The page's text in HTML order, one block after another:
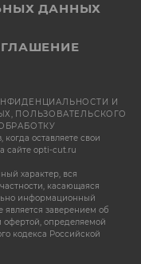
ДАННЫХ
И
, ПОЛЬЗОВАТЕЛЬСКОГО
когда оставляете свои
сайте opti-cut.ru
характер, вся
касающаяся
информационный
является заверением об
офертой, определяемой
кодекса Российской